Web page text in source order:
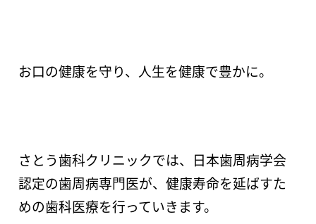
お口の健康を守り、人生を健康で豊かに。
さとう歯科クリニックでは、日本歯周病学会
認定の歯周病専門医が、健康寿命を延ばすた
めの歯科医療を行っていきます。